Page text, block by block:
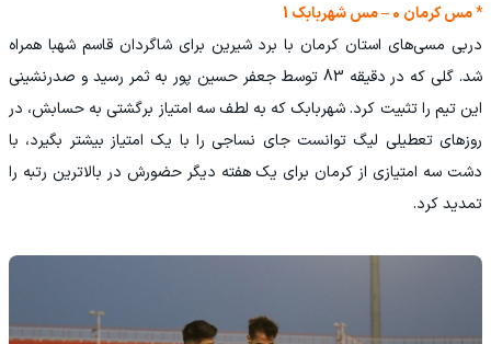
* مس کرمان 0 – مس شهربابک 1
دربی مسی‌های استان کرمان با برد شیرین برای شاگردان قاسم شهبا همراه
شد. گلی که در دقیقه 83 توسط جعفر حسین پور به ثمر رسید و صدرنشینی
این تیم را تثبیت کرد. شهربابک که به لطف سه امتیاز برگشتی به حسابش، در
روزهای تعطیلی لیگ توانست جای نساجی را با یک امتیاز بیشتر بگیرد، با
دشت سه امتیازی از کرمان برای یک هفته دیگر حضورش در بالاترین رتبه را
تمدید کرد.